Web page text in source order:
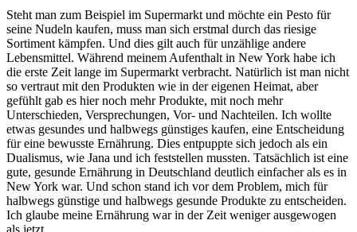
Steht man zum Beispiel im Supermarkt und möchte ein Pesto für
seine Nudeln kaufen, muss man sich erstmal durch das riesige
Sortiment kämpfen. Und dies gilt auch für unzählige andere
Lebensmittel. Während meinem Aufenthalt in New York habe ich
die erste Zeit lange im Supermarkt verbracht. Natürlich ist man nicht
so vertraut mit den Produkten wie in der eigenen Heimat, aber
gefühlt gab es hier noch mehr Produkte, mit noch mehr
Unterschieden, Versprechungen, Vor- und Nachteilen. Ich wollte
etwas gesundes und halbwegs günstiges kaufen, eine Entscheidung
für eine bewusste Ernährung. Dies entpuppte sich jedoch als ein
Dualismus, wie Jana und ich feststellen mussten. Tatsächlich ist eine
gute, gesunde Ernährung in Deutschland deutlich einfacher als es in
New York war. Und schon stand ich vor dem Problem, mich für
halbwegs günstige und halbwegs gesunde Produkte zu entscheiden.
Ich glaube meine Ernährung war in der Zeit weniger ausgewogen